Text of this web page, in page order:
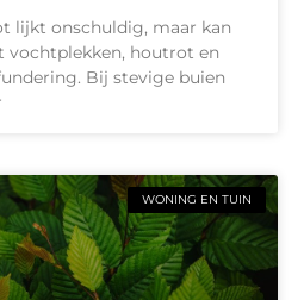
lijkt onschuldig, maar kan
houtrot en
Bij stevige buien
WONING EN TUIN